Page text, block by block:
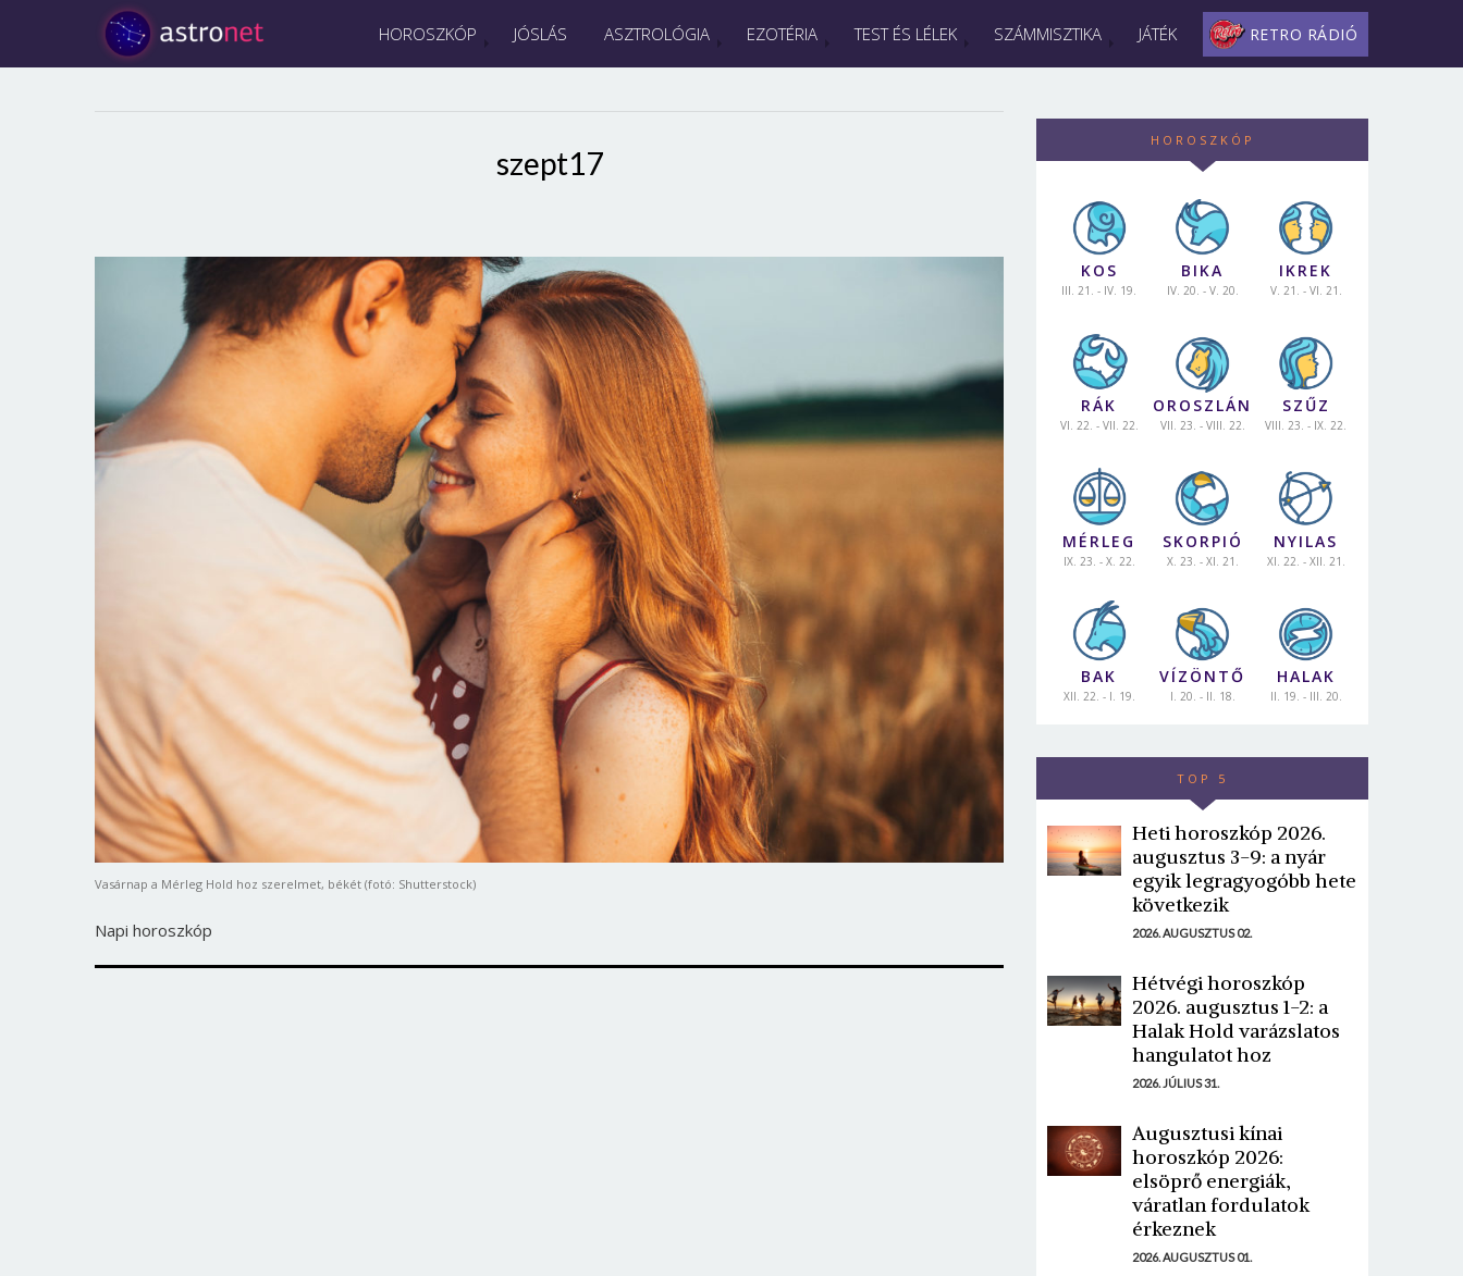
HOROSZKÓP JÓSLÁS ASZTROLÓGIA EZOTÉRIA TEST ÉS LÉLEK SZÁMMISZTIKA JÁTÉK RETRO RÁDIÓ
szept17
Vasárnap a Mérleg Hold hoz szerelmet, békét (fotó: Shutterstock)
Napi horoszkóp
HOROSZKÓP
KOS
III. 21. - IV. 19.
BIKA
IV. 20. - V. 20.
IKREK
V. 21. - VI. 21.
RÁK
VI. 22. - VII. 22.
OROSZLÁN
VII. 23. - VIII. 22.
SZŰZ
VIII. 23. - IX. 22.
MÉRLEG
IX. 23. - X. 22.
SKORPIÓ
X. 23. - XI. 21.
NYILAS
XI. 22. - XII. 21.
BAK
XII. 22. - I. 19.
VÍZÖNTŐ
I. 20. - II. 18.
HALAK
II. 19. - III. 20.
TOP 5
Heti horoszkóp 2026.
augusztus 3-9: a nyár
egyik legragyogóbb hete
következik
2026. AUGUSZTUS 02.
Hétvégi horoszkóp
2026. augusztus 1-2: a
Halak Hold varázslatos
hangulatot hoz
2026. JÚLIUS 31.
Augusztusi kínai
horoszkóp 2026:
elsöprő energiák,
váratlan fordulatok
érkeznek
2026. AUGUSZTUS 01.